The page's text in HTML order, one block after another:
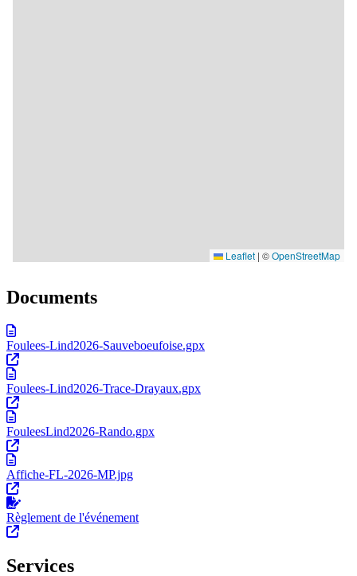
Documents
Foulees-Lind2026-Sauveboeufoise.gpx
Foulees-Lind2026-Trace-Drayaux.gpx
FouleesLind2026-Rando.gpx
Affiche-FL-2026-MP.jpg
Règlement de l'événement
Services